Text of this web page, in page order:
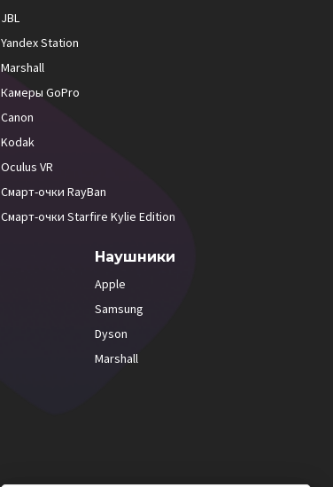
JBL
Yandex Station
Marshall
Камеры GoPro
Canon
Kodak
Oculus VR
Смарт-очки RayBan
Смарт-очки Starfire Kylie Edition
Наушники
Apple
Samsung
Dyson
Marshall